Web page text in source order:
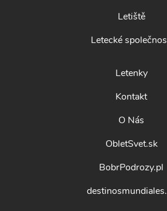
Letiště
Letecké
Letenky
Kontakt
O Nás
ObletSvet.sk
BobrPodrozy.pl